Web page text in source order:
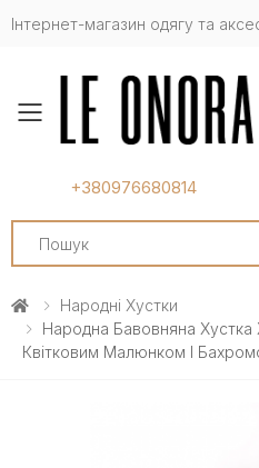
Інтернет-магазин одягу та
Toggle mobile
+380976680814
Search
Народні Хустки
Народна Бавовняна Хустка
Квітковим Малюнком І